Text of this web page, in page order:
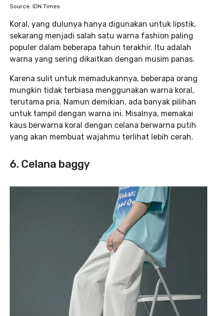
Source: IDN Times
Koral, yang dulunya hanya digunakan untuk lipstik,
sekarang menjadi salah satu warna fashion paling
populer dalam beberapa tahun terakhir. Itu adalah
warna yang sering dikaitkan dengan musim panas.
Karena sulit untuk memadukannya, beberapa orang
mungkin tidak terbiasa menggunakan warna koral,
terutama pria. Namun demikian, ada banyak pilihan
untuk tampil dengan warna ini. Misalnya, memakai
kaus berwarna koral dengan celana berwarna putih
yang akan membuat wajahmu terlihat lebih cerah.
6. Celana baggy